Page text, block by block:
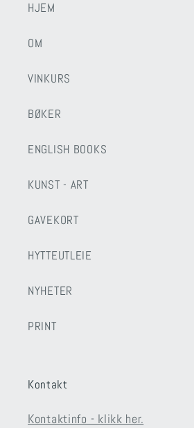
HJEM
OM
VINKURS
BØKER
ENGLISH BOOKS
KUNST - ART
GAVEKORT
HYTTEUTLEIE
NYHETER
PRINT
Kontakt
Kontaktinfo - klikk her.